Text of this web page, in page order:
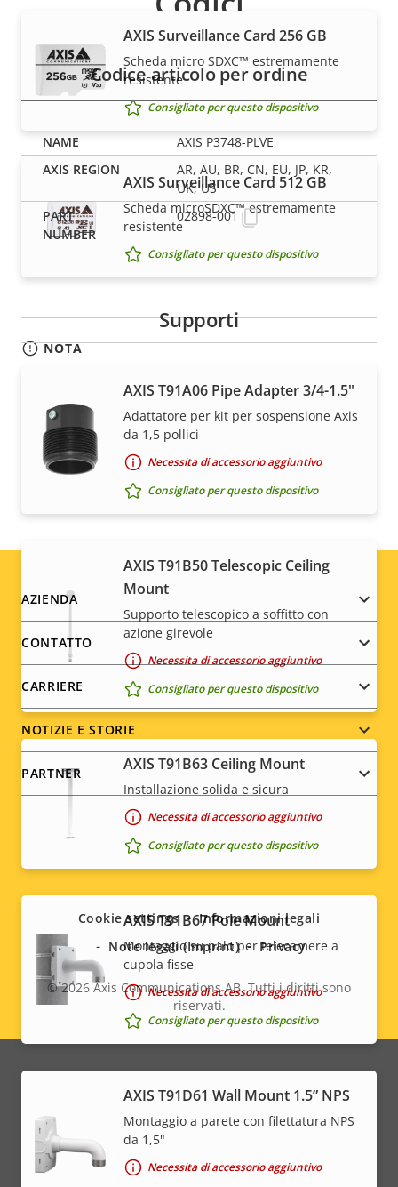
AXIS Surveillance Card 256 GB
Scheda micro SDXC™ estremamente
resistente
Consigliato per questo dispositivo
AXIS Surveillance Card 512 GB
Scheda microSDXC™ estremamente
resistente
Consigliato per questo dispositivo
Supporti
AXIS T91A06 Pipe Adapter 3/4-1.5"
Adattatore per kit per sospensione Axis
da 1,5 pollici
Necessita di accessorio aggiuntivo
Consigliato per questo dispositivo
AXIS T91B50 Telescopic Ceiling
Mount
Supporto telescopico a soffitto con
azione girevole
Necessita di accessorio aggiuntivo
Consigliato per questo dispositivo
AXIS T91B63 Ceiling Mount
Installazione solida e sicura
Necessita di accessorio aggiuntivo
Consigliato per questo dispositivo
AXIS T91B67 Pole Mount
Montaggio su palo per telecamere a
cupola fisse
Necessita di accessorio aggiuntivo
Consigliato per questo dispositivo
AXIS T91D61 Wall Mount 1.5” NPS
Montaggio a parete con filettatura NPS
da 1,5"
Necessita di accessorio aggiuntivo
Codice articolo per ordine
AXIS P3748-PLVE
AR, AU, BR, CN, EU, JP, KR,
UK, US
02898-001
NOTA
normative sul controllo delle esportazioni degli Stati
Uniti e dell'UE, oltre ad altre legislazioni nazionali sul
controllo delle esportazioni. Trova
sulla conformità all'esportazione per il tuo prodotto
Footer
menu
AZIENDA
CONTATTO
CARRIERE
NOTIZIE E STORIE
PARTNER
Social
menu
© 2026Axis Communications AB. Tutti i diritti sono
riservati.
Cookie settings
Informazioni legali
Note legali (Imprint)
Privacy